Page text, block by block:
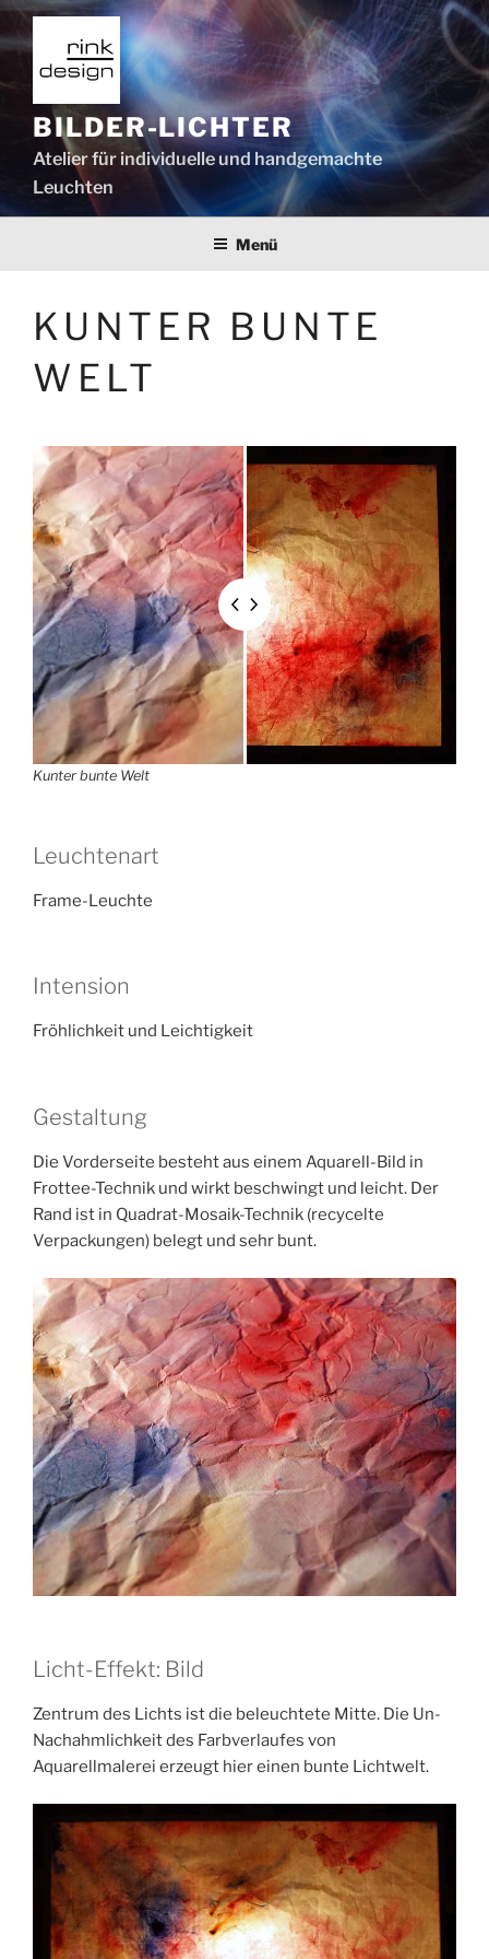
Zum
Inhalt
springen
BILDER-LICHTER
Atelier für individuelle und handgemachte
Leuchten
Menü
KUNTER BUNTE
WELT
Kunter bunte Welt
Leuchtenart
Frame-Leuchte
Intension
Fröhlichkeit und Leichtigkeit
Gestaltung
Die Vorderseite besteht aus einem Aquarell-Bild in
Frottee-Technik und wirkt beschwingt und leicht. Der
Rand ist in Quadrat-Mosaik-Technik (recycelte
Verpackungen) belegt und sehr bunt.
Licht-Effekt: Bild
Zentrum des Lichts ist die beleuchtete Mitte. Die Un-
Nachahmlichkeit des Farbverlaufes von
Aquarellmalerei erzeugt hier einen bunte Lichtwelt.